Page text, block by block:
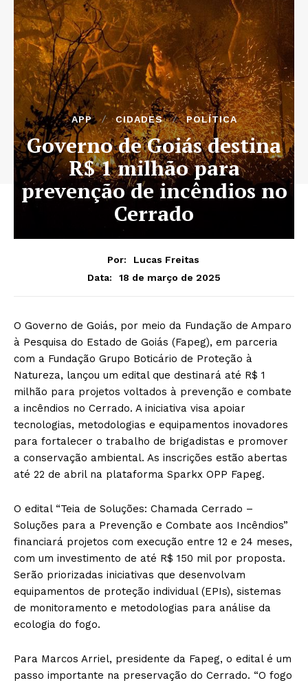
APP CIDADES POLÍTICA
Governo de Goiás destina
R$ 1 milhão para
prevenção de incêndios no
Cerrado
Por:
Lucas Freitas
Data:
18 de março de 2025
O Governo de Goiás, por meio da Fundação de Amparo
à Pesquisa do Estado de Goiás (Fapeg), em parceria
com a Fundação Grupo Boticário de Proteção à
Natureza, lançou um edital que destinará até R$ 1
milhão para projetos voltados à prevenção e combate
a incêndios no Cerrado. A iniciativa visa apoiar
tecnologias, metodologias e equipamentos inovadores
para fortalecer o trabalho de brigadistas e promover
a conservação ambiental. As inscrições estão abertas
até 22 de abril na plataforma Sparkx OPP Fapeg.
O edital “Teia de Soluções: Chamada Cerrado –
Soluções para a Prevenção e Combate aos Incêndios”
financiará projetos com execução entre 12 e 24 meses,
com um investimento de até R$ 150 mil por proposta.
Serão priorizadas iniciativas que desenvolvam
equipamentos de proteção individual (EPIs), sistemas
de monitoramento e metodologias para análise da
ecologia do fogo.
Para Marcos Arriel, presidente da Fapeg, o edital é um
passo importante na preservação do Cerrado. “O fogo